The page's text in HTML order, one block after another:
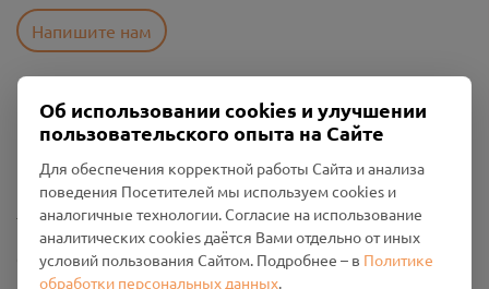
Напишите нам
Пользовательское соглашение
Политика конфиденциальности
Промо-материалы
Настройки cookies
Общество с ограниченной ответственностью «Смоленский
Проект Помним»
Об использовании cookies и улучшении
пользовательского опыта на Сайте
Для обеспечения корректной работы Сайта и анализа
поведения Посетителей мы используем cookies и
аналогичные технологии. Согласие на использование
аналитических cookies даётся Вами отдельно от иных
условий пользования Сайтом. Подробнее – в Политике
обработки персональных данных.